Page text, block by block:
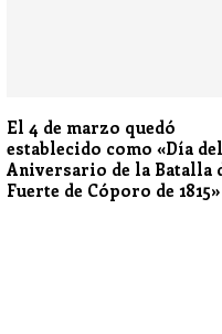
El 4 de marzo quedó
establecido como «Día del
Aniversario de la Batalla
Fuerte de Cóporo de 1815»